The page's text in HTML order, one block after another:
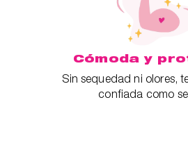
Cómoda y
Sin sequedad ni olores,
confiada como